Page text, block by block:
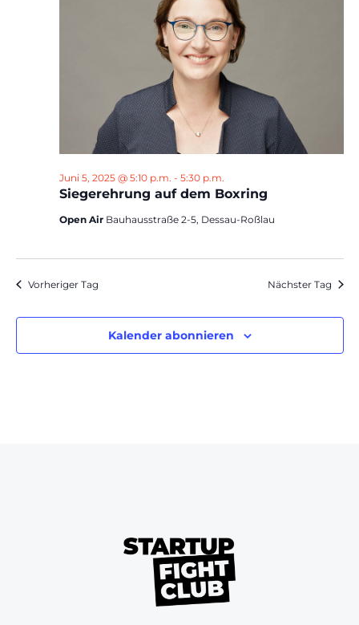
Siegerehrung auf dem Boxring
Juni 5, 2025 @ 5:10 p.m. - 5:30 p.m.
Open Air Bauhausstraße 2-5, Dessau-Roßlau
Vorheriger Tag Nächster Tag
Kalender abonnieren